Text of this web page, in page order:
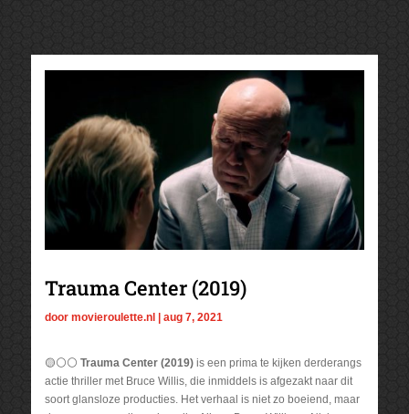
Trauma Center (2019)
door movieroulette.nl aug 7, 2021
🟡⚪⚪ Trauma Center (2019)is een prima te kijken derderangs
actie thriller met Bruce Willis, die inmiddels is afgezakt naar dit
soort glansloze producties. Het verhaal is niet zo boeiend, maar